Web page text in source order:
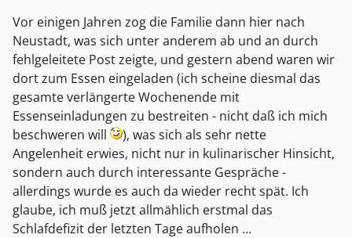
Vor einigen Jahren zog die Familie dann hier nach
Neustadt, was sich unter anderem ab und an durch
fehlgeleitete Post zeigte, und gestern abend waren wir
dort zum Essen eingeladen (ich scheine diesmal das
gesamte verlängerte Wochenende mit
Essenseinladungen zu bestreiten - nicht daß ich mich
beschweren will
), was sich als sehr nette
Angelenheit erwies, nicht nur in kulinarischer Hinsicht,
sondern auch durch interessante Gespräche -
allerdings wurde es auch da wieder recht spät. Ich
glaube, ich muß jetzt allmählich erstmal das
Schlafdefizit der letzten Tage aufholen …